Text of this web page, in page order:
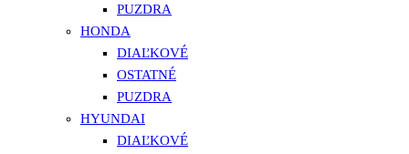
PUZDRA
HONDA
DIAĽKOVÉ
OSTATNÉ
PUZDRA
HYUNDAI
DIAĽKOVÉ